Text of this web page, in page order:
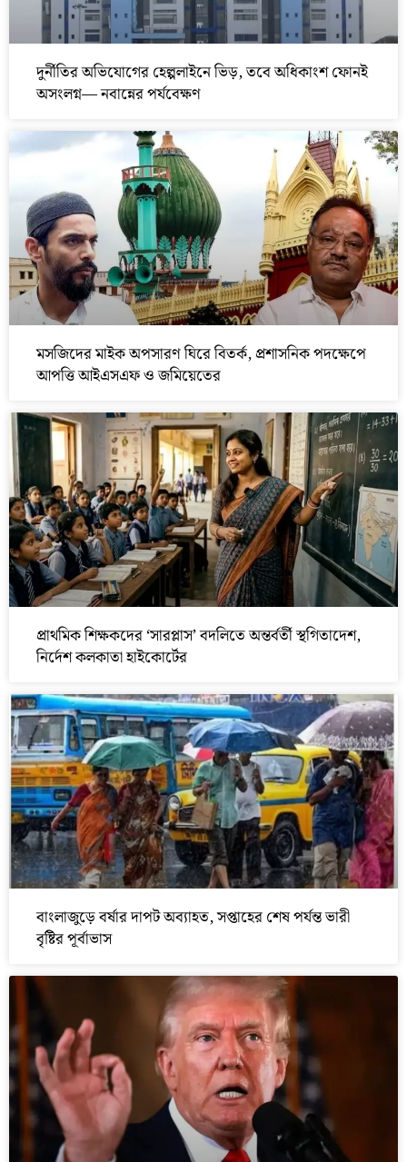
দুর্নীতির অভিযোগের হেল্পলাইনে ভিড়, তবে অধিকাংশ ফোনই
অসংলগ্ন— নবান্নের পর্যবেক্ষণ
মসজিদের মাইক অপসারণ ঘিরে বিতর্ক, প্রশাসনিক পদক্ষেপে
আপত্তি আইএসএফ ও জমিয়েতের
প্রাথমিক শিক্ষকদের ‘সারপ্লাস’ বদলিতে অন্তর্বর্তী স্থগিতাদেশ,
নির্দেশ কলকাতা হাইকোর্টের
বাংলাজুড়ে বর্ষার দাপট অব্যাহত, সপ্তাহের শেষ পর্যন্ত ভারী
বৃষ্টির পূর্বাভাস